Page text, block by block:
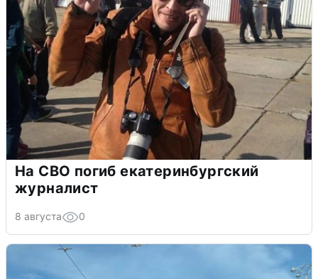
На СВО погиб екатеринбургский
журналист
8 августа 0